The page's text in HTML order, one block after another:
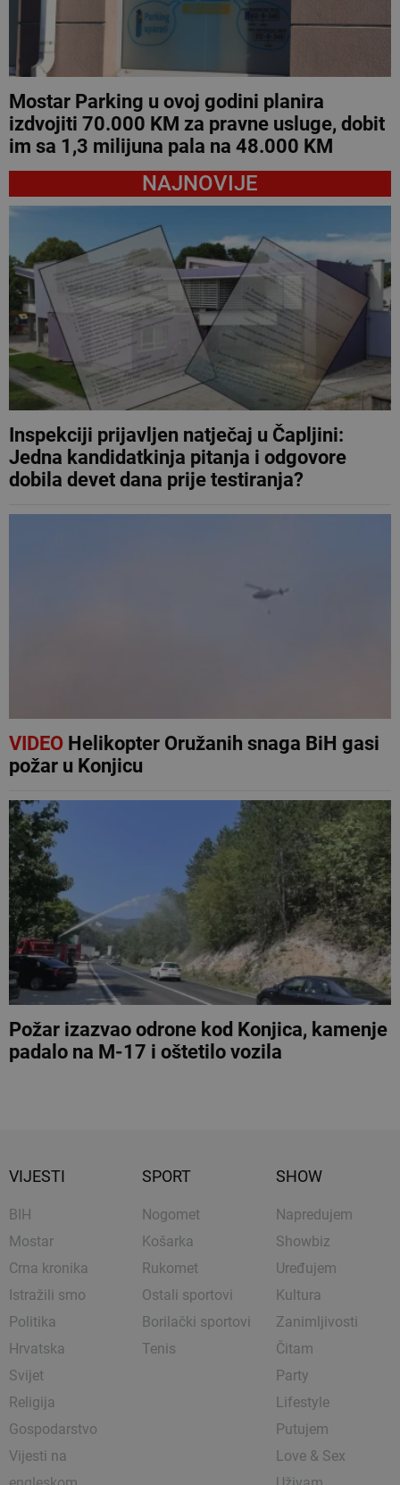
Mostar Parking u ovoj godini planira
izdvojiti 70.000 KM za pravne usluge, dobit
im sa 1,3 milijuna pala na 48.000 KM
NAJNOVIJE
Inspekciji prijavljen natječaj u Čapljini:
Jedna kandidatkinja pitanja i odgovore
dobila devet dana prije testiranja?
VIDEOHelikopter Oružanih snaga BiH gasi
požar u Konjicu
Požar izazvao odrone kod Konjica, kamenje
padalo na M-17 i oštetilo vozila
VIJESTI
BIH
Mostar
Crna kronika
Istražili smo
Politika
Hrvatska
Svijet
Religija
Gospodarstvo
Vijesti na
SPORT
Nogomet
Košarka
Rukomet
Ostali sportovi
Borilački sportovi
Tenis
SHOW
Napredujem
Showbiz
Uređujem
Kultura
Zanimljivosti
Čitam
Party
Lifestyle
Putujem
Love & Sex